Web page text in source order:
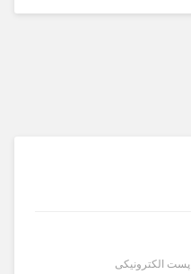
پست الکترونیکی